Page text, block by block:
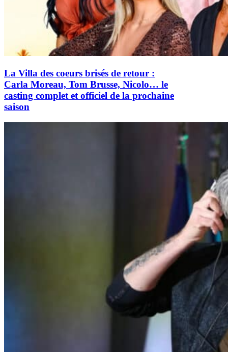
La Villa des coeurs brisés de retour :
Carla Moreau, Tom Brusse, Nicolo… le
casting complet et officiel de la prochaine
saison